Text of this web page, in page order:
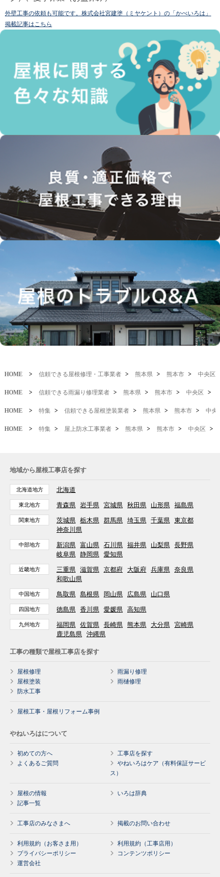
外壁工事の依頼も可能です。株式会社宮建塗（ミヤケント）の「かべいろは」
掲載記事はこちら
HOME > 信頼できる屋根修理・工事業者 > 熊本県 > 熊本市 > 中央区
HOME > 信頼できる雨漏り修理業者 > 熊本県 > 熊本市 > 中央区 >
HOME > 特集 > 信頼できる屋根塗装業者 > 熊本県 > 熊本市 > 中央
HOME > 特集 > 屋上防水工事業者 > 熊本県 > 熊本市 > 中央区 >
地域から屋根工事店を探す
北海道地方 北海道
東北地方 青森県 岩手県 宮城県 秋田県 山形県 福島県
関東地方 茨城県 栃木県 群馬県 埼玉県 千葉県 東京都
神奈川県
中部地方 新潟県 富山県 石川県 福井県 山梨県 長野県
岐阜県 静岡県 愛知県
近畿地方 三重県 滋賀県 京都府 大阪府 兵庫県 奈良県
和歌山県
中国地方 鳥取県 島根県 岡山県 広島県 山口県
四国地方 徳島県 香川県 愛媛県 高知県
九州地方 福岡県 佐賀県 長崎県 熊本県 大分県 宮崎県
鹿児島県 沖縄県
工事の種類で屋根工事店を探す
屋根修理
雨漏り修理
屋根塗装
雨樋修理
防水工事
屋根工事・屋根リフォーム事例
やねいろはについて
初めての方へ
工事店を探す
よくあるご質問
やねいろはケア（有料保証サービ
ス）
屋根の情報
いろは辞典
記事一覧
工事店のみなさまへ 掲載のお問い合わせ
利用規約（お客さま用）
利用規約（工事店用）
プライバシーポリシー
コンテンツポリシー
運営会社